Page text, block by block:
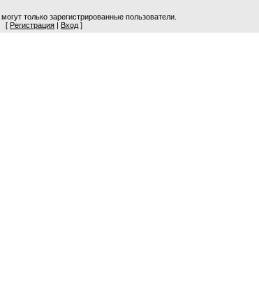
только зарегистрированные пользователи.
[ Регистрация Вход ]